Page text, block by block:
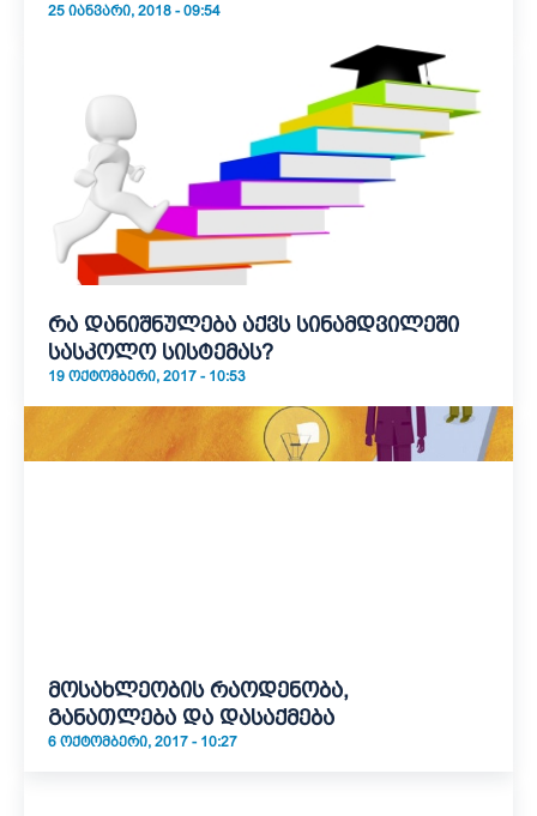
25 ᲘᲐᲜᲕᲐᲠᲘ, 2018 - 09:54
რა დანიშნულება აქვს სინამდვილეში
სასკოლო სისტემას?
19 ᲝᲥᲢᲝᲛᲑᲔᲠᲘ, 2017 - 10:53
მოსახლეობის რაოდენობა,
განათლება და დასაქმება
6 ᲝᲥᲢᲝᲛᲑᲔᲠᲘ, 2017 - 10:27